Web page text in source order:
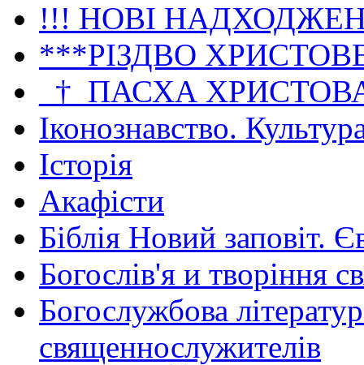
!!! НОВІ
***РІЗДВО
_†_ПАСХА
Іконознавство.
Історія
Акафісти
Біблія Новий заповіт.
Богослів'я и творіння
Богослужбова
священнослужителів